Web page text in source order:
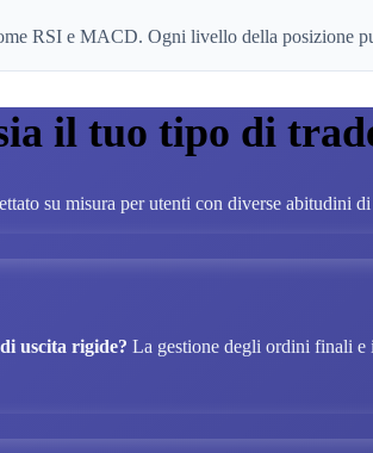
RSI e MACD. Ogni livello della posizione
il tuo tipo di
su misura per utenti con diverse abitudini
uscita rigide? La gestione degli ordini finali